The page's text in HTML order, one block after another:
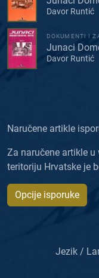
Davor Runtić
DOKUMENTI I
Junaci
Davor Runtić
Naručene artikle
Za naručene artikle
teritoriju Hrvatske je
Opcije isporuke
Jezik /